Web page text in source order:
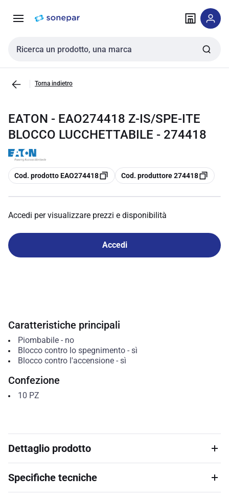
navigazione alla
Cerca input
Torna indietro
EATON - EAO274418 Z-IS/SPE-ITE
BLOCCO LUCCHETTABILE - 274418
copia
Cod. prodotto EAO274418 copia
Cod. produttore 274418
Accedi per visualizzare prezzi e disponibilità
Accedi
Caratteristiche principali
Piombabile- no
Blocco contro lo spegnimento- sì
Blocco contro l'accensione- sì
Confezione
10 PZ
Dettaglio prodotto
Specifiche tecniche